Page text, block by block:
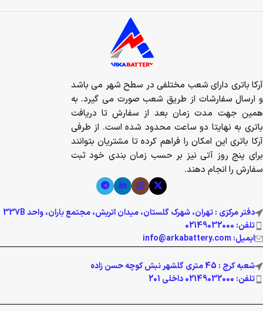
آرکا باتری دارای شعب مختلفی در سطح شهر می باشد
و ارسال سفارشات از طریق شعب صورت می گیرد. به
همین جهت مدت زمان بعد از سفارش تا دریافت
باتری به نهایتا دو ساعت محدود شده است. از طرفی
آرکا باتری این امکان را فراهم کرده تا مشتریان بتوانند
برای پنج روز آتی نیز بر حسب زمان بندی خود ثبت
سفارش را انجام دهند.
دفتر مرکزی : تهران، شهرک گلستان، میدان اتریش، مجتمع باران، واحد 337B
تلفن: 02149032000
ایمیل: info@arkabattery.com
شعبه کرج : 45 متری گلشهر نبش کوچه حسن زاده
تلفن: 02149032000 داخلی 201